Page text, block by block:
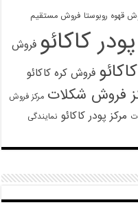
قهوه روبوستا فروش مستقیم
کاکائو فروش
فروش کره کاکائو
فروش شکلات مرکز فروش
مرکز پودر کاکائو نمایندگی